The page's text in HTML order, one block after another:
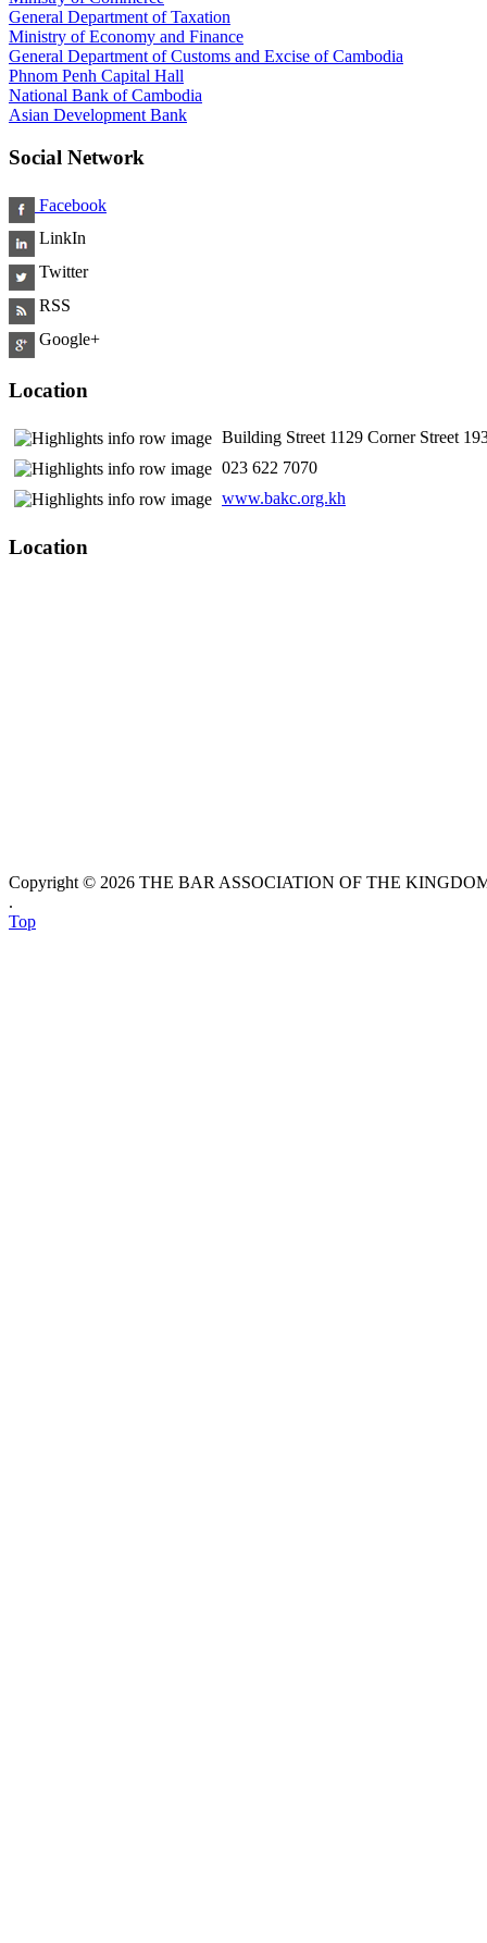
General Department of Taxation
Ministry of Economy and Finance
General Department of Customs and Excise of Cambodia
Phnom Penh Capital Hall
National Bank of Cambodia
Asian Development Bank
Social Network
Facebook
LinkIn
Twitter
RSS
Google+
Location
Building Street 1129 Corner Street
​ 023 622 7070
www.bakc.org.kh
Location
Copyright © 2026 THE BAR ASSOCIATION OF THE
.
Top